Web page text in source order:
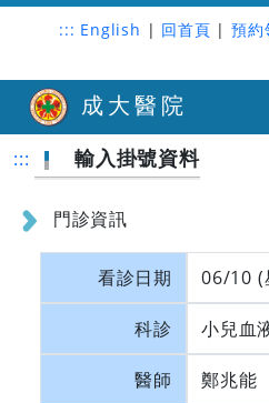
::: English | 回首頁 | 預約
成大醫院
::: 輸入掛號資料
門診資訊
看診日期 06/10 (
科診 小兒血
醫師 鄭兆能